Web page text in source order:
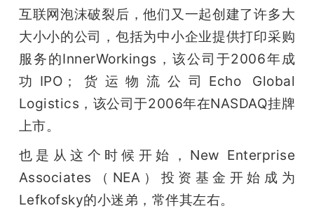
互联网泡沫破裂后，他们又一起创建了许多大
大小小的公司，包括为中小企业提供打印采购
服务的InnerWorkings，该公司于2006年成
功IPO；货运物流公司Echo Global
Logistics，该公司于2006年在NASDAQ挂牌
上市。
也是从这个时候开始，New Enterprise
Associates（NEA）投资基金开始成为
Lefkofsky的小迷弟，常伴其左右。